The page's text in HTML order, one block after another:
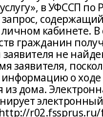
в УФССП по
запрос,
кабинете. В
гражданин
не
заявителя,
о ходе
дома.
r02.fssprus.ru/